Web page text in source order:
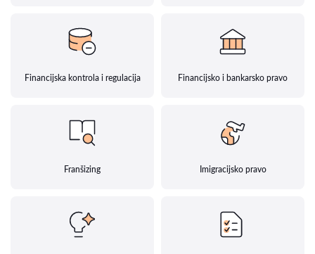
Financijska kontrola i regulacija Financijsko i bankarsko pravo
Franšizing Imigracijsko pravo